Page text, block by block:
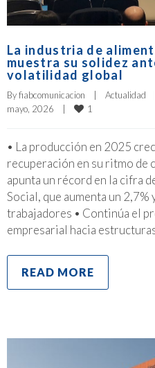
La industria de
muestra su solidez
volatilidad global
By fiabcomunicacion Actualidad
mayo, 2026
1
• La producción en 2025
recuperación en su ritmo de
apunta un récord en la cifra
Social, que aumenta un
trabajadores • Continúa el
empresarial hacia
READ MORE